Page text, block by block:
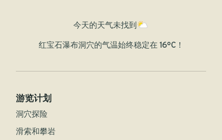
今天的天气未找到
红宝石瀑布洞穴的气温始终稳定在 16°C！
游览计划
洞穴探险
滑索和攀岩